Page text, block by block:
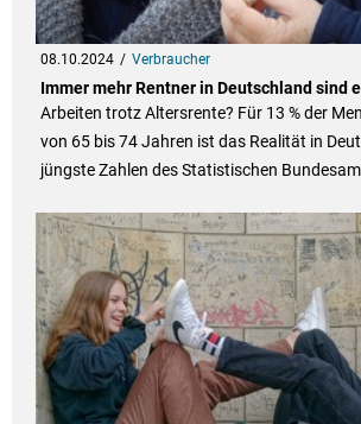
08.10.2024 Verbraucher
Immer mehr Rentner in Deutschland sind
Arbeiten trotz Altersrente? Für 13 % der
von 65 bis 74 Jahren ist das Realität in
jüngste Zahlen des Statistischen